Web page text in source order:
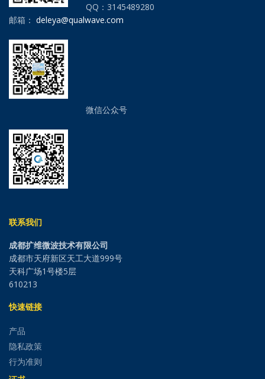
QQ：3145489280
邮箱： deleya@qualwave.com
微信公众号
联系我们
成都扩维微波技术有限公司
成都市天府新区天工大道999号
天科广场1号楼5层
610213
快速链接
产品
隐私政策
行为准则